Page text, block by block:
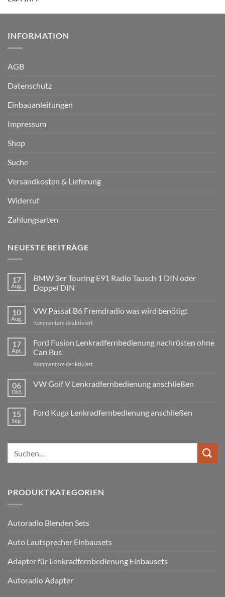
INFORMATION
AGB
Datenschutz
Einbauanleitungen
Impressum
Shop
Suche
Versandkosten & Lieferung
Widerruf
Zahlungsarten
NEUESTE BEITRÄGE
17
Aug.
BMW 3er Touring E91 Radio Tausch 1 DIN oder
Doppel DIN
zu
3er
Radio
Tausch
1
DIN
DIN
10
Aug.
VW Passat B6 Fremdradio was wird benötigt
Kommentare deaktiviertfür
Passat
was
benötigt
17
Apr.
Ford Fusion Lenkradfernbedienung nachrüsten ohne
Can Bus
Kommentare deaktiviertfür
Fusion
Lenkradfernbedienung
Can
06
Okt.
VW Golf V Lenkradfernbedienung anschließen
VW
15
Sep.
Ford Kuga Lenkradfernbedienung anschließen
Ford
Lenkradfernbedienung
anschließen
PRODUKTKATEGORIEN
Autoradio Blenden Sets
Auto Lautsprecher Einbausets
Adapter für Lenkradfernbedienung Einbausets
Autoradio Adapter